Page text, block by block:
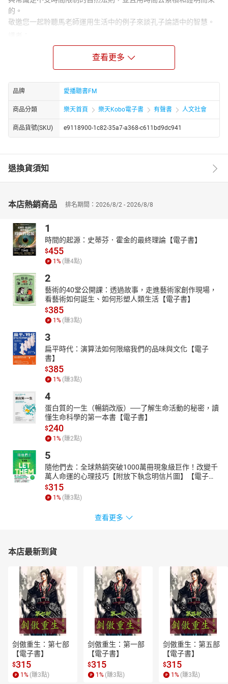
的。
敬邀您一起聆聽馬老師運用生活中的例子來談孔子論語中的智慧。
淡江大學中文系畢業，1977年與朱家三姐妹創辦《三三集刊》，也
曾擔任耕莘文教院寫作會班主任。二十餘年來，他隱居新店山上潛
心自學，在研究孔子與易經之間的關係有很大的體悟，對於方塊字
造字系統也有極為精闢的見解。
創辦「日月書院」專責推廣其講學內容，讓書院私塾的民間講學傳
統復活。他實踐孔子「學而不厭，誨人不倦」的教育志向，以「格
物致知」的方式做學問並且傳授學問，定期開班講授《易經》、
《老子》與論、孟、學、庸、詩詞、小說、古文等中國經典，使孔
36政治篇 問政篇 答政篇(一)
37政治篇 問政篇 答政篇(二)
39政治篇 問政篇 答政篇(四)
查看更多
品牌 愛播聽書FM
商品分類 樂天首頁 樂天Kobo電子書 有聲書 人文社會
商品貨號(SKU) e9118900-1c82-35a7-a368-c611bd9dc941
退換貨須知
本店熱銷商品 排名期間：2026/8/2 - 2026/8/8
1
時間的起源：史蒂芬．霍金的最終理論【電子書】
$455
1 % (賺4點)
2
藝術的40堂公開課：透過故事，走進藝術家創作現場，
看藝術如何誕生、如何形塑人類生活【電子書】
$385
1 % (賺3點)
3
扁平時代：演算法如何限縮我們的品味與文化【電子
書】
$385
1 % (賺3點)
4
蛋白質的一生（暢銷改版）──了解生命活動的秘密，讀
懂生命科學的第一本書【電子書】
$240
1 % (賺2點)
5
隨他們去：全球熱銷突破1000萬冊現象級巨作！改變千
萬人命運的心理技巧【附放下執念明信片圖】【電子
書】
$315
1 % (賺3點)
查看更多
本店最新到貨
剑傲重生：第七部
【電子書】
$315
1 % (賺3點)
剑傲重生：第一部
【電子書】
$315
1 % (賺3點)
剑傲重生：第五部
【電子書】
$315
1 % (賺3點)